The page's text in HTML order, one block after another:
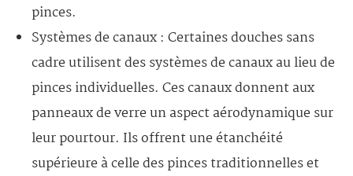
pinces.
Systèmes de canaux : Certaines douches sans
cadre utilisent des systèmes de canaux au lieu de
pinces individuelles. Ces canaux donnent aux
panneaux de verre un aspect aérodynamique sur
leur pourtour. Ils offrent une étanchéité
supérieure à celle des pinces traditionnelles et